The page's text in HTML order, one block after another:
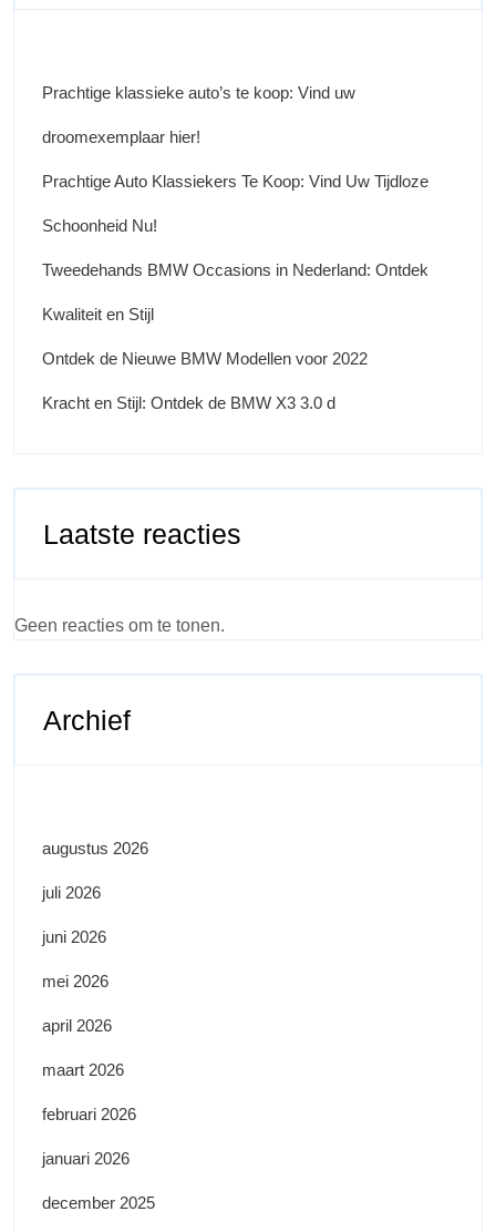
Prachtige klassieke auto’s te koop: Vind uw
droomexemplaar hier!
Prachtige Auto Klassiekers Te Koop: Vind Uw Tijdloze
Schoonheid Nu!
Tweedehands BMW Occasions in Nederland: Ontdek
Kwaliteit en Stijl
Ontdek de Nieuwe BMW Modellen voor 2022
Kracht en Stijl: Ontdek de BMW X3 3.0 d
Laatste reacties
Geen reacties om te tonen.
Archief
augustus 2026
juli 2026
juni 2026
mei 2026
april 2026
maart 2026
februari 2026
januari 2026
december 2025